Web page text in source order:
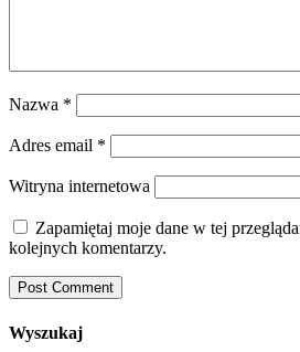
Nazwa *
Adres email *
Witryna internetowa
Zapamiętaj moje dane w tej
kolejnych komentarzy.
Wyszukaj